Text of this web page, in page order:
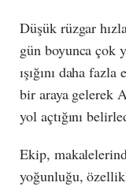
Düşük rüzgar
gün boyunca çok
ışığını daha
bir araya gelerek
yol açtığını
Ekip,
yoğunluğu,